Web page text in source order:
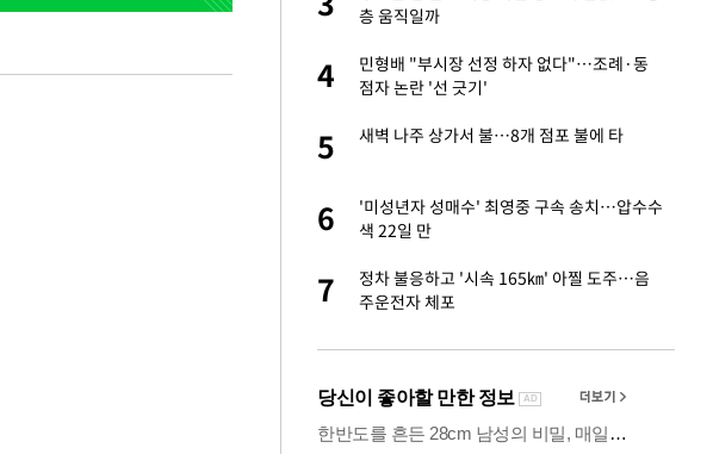
1000대 보급 추진
층 움직일까
4
민형배 "부시장 선정 하자 없다"…조례·동
점자 논란 '선 긋기'
5 새벽 나주 상가서 불…8개 점포 불에 타
6
'미성년자 성매수' 최영중 구속 송치…압수수
색 22일 만
7
정차 불응하고 '시속 165㎞' 아찔 도주…음
주운전자 체포